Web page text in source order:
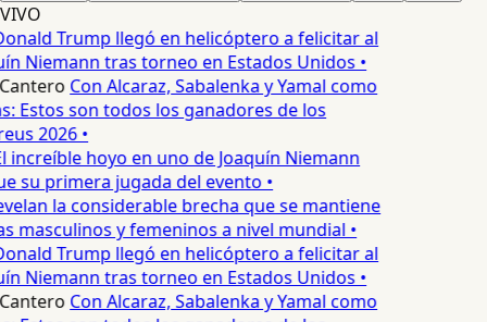
VIVO
Trump llegó en helicóptero a felicitar al
Niemann tras torneo en Estados Unidos •
Con Alcaraz, Sabalenka y Yamal como
Estos son todos los ganadores de los
2026 •
increíble hoyo en uno de Joaquín Niemann
su primera jugada del evento •
la considerable brecha que se mantiene
masculinos y femeninos a nivel mundial •
Trump llegó en helicóptero a felicitar al
Niemann tras torneo en Estados Unidos •
Con Alcaraz, Sabalenka y Yamal como